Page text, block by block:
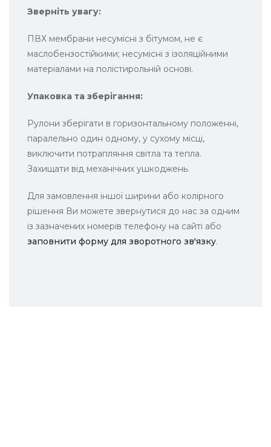
Зверніть увагу:
ПВХ мембрани несумісні з бітумом, не є
маслобензостійкими; несумісні з ізоляційними
матеріалами на полістирольній основі.
Упаковка та зберігання:
Рулони зберігати в горизонтальному положенні,
паралельно один одному, у сухому місці,
виключити потрапляння світла та тепла.
Захищати від механічних ушкоджень.
Для замовлення іншої ширини або колірного
рішення Ви можете звернутися до нас за одним
із зазначених номерів телефону на сайті або
заповнити форму для зворотного зв'язку.